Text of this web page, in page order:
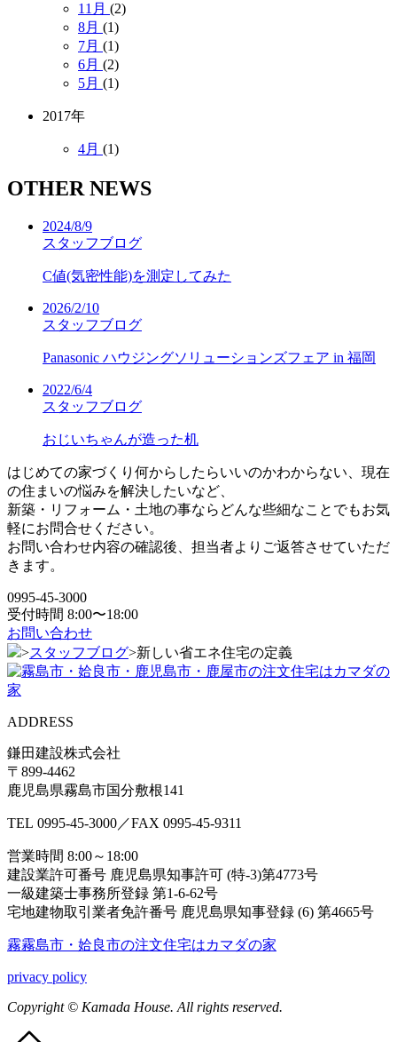
11月 (2)
8月 (1)
7月 (1)
6月 (2)
5月 (1)
2017年
4月 (1)
OTHER NEWS
2024/8/9
スタッフブログ
C値(気密性能)を測定してみた
2026/2/10
スタッフブログ
Panasonic ハウジングソリューションズフェア in 福岡
2022/6/4
スタッフブログ
おじいちゃんが造った机
はじめての家づくり何からしたらいいのかわからない、現在
の住まいの悩みを解決したいなど、
新築・リフォーム・土地の事ならどんな些細なことでもお気
軽にお問合せください。
お問い合わせ内容の確認後、担当者よりご返答させていただ
きます。
0995-45-3000
受付時間 8:00〜18:00
お問い合わせ
>スタッフブログ>新しい省エネ住宅の定義
ADDRESS
鎌田建設株式会社
〒899-4462
鹿児島県霧島市国分敷根141
TEL 0995-45-3000／FAX 0995-45-9311
営業時間 8:00～18:00
建設業許可番号 鹿児島県知事許可 (特-3)第4773号
一級建築士事務所登録 第1-6-62号
宅地建物取引業者免許番号 鹿児島県知事登録 (6) 第4665号
霧霧島市・姶良市の注⽂住宅はカマダの家
privacy policy
Copyright © Kamada House. All rights reserved.